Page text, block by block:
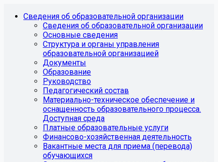
Сведения об образовательной организации
Сведения об образовательной организации
Основные сведения
Структура и органы управления
образовательной организацией
Документы
Образование
Руководство
Педагогический состав
Материально-техническое обеспечение и
оснащенность образовательного процесса.
Доступная среда
Платные образовательные услуги
Финансово-хозяйственная деятельность
Вакантные места для приема (перевода)
обучающихся